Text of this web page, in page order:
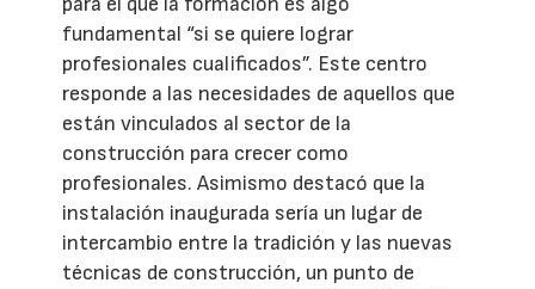
fundamental “si se quiere lograr
profesionales cualificados”. Este centro
responde a las necesidades de aquellos que
están vinculados al sector de la
construcción para crecer como
profesionales. Asimismo destacó que la
instalación inaugurada sería un lugar de
intercambio entre la tradición y las nuevas
técnicas de construcción, un punto de